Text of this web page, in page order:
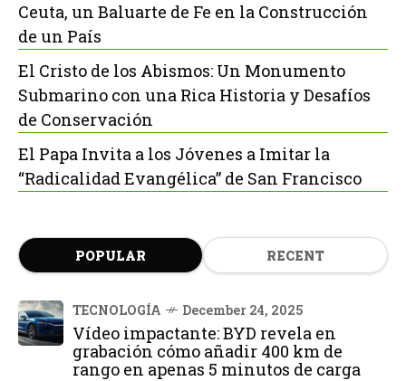
Ceuta, un Baluarte de Fe en la Construcción
de un País
El Cristo de los Abismos: Un Monumento
Submarino con una Rica Historia y Desafíos
de Conservación
El Papa Invita a los Jóvenes a Imitar la
“Radicalidad Evangélica” de San Francisco
POPULAR RECENT
TECNOLOGÍA December 24, 2025
Vídeo impactante: BYD revela en
grabación cómo añadir 400 km de
rango en apenas 5 minutos de carga